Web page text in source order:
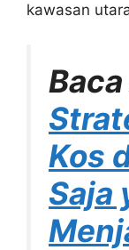
kawasan
Kos
Saja